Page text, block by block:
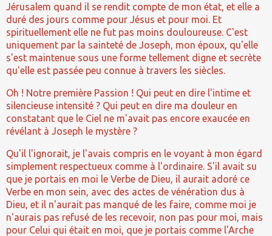
Jérusalem quand il se rendit compte de mon état, et elle a
duré des jours comme pour Jésus et pour moi. Et
spirituellement elle ne fut pas moins douloureuse. C'est
uniquement par la sainteté de Joseph, mon époux, qu'elle
s'est maintenue sous une forme tellement digne et secrète
qu'elle est passée peu connue à travers les siècles.
Oh ! Notre première Passion ! Qui peut en dire l'intime et
silencieuse intensité ? Qui peut en dire ma douleur en
constatant que le Ciel ne m'avait pas encore exaucée en
révélant à Joseph le mystère ?
Qu'il l'ignorait, je l'avais compris en le voyant à mon égard
simplement respectueux comme à l'ordinaire. S'il avait su
que je portais en moi le Verbe de Dieu, il aurait adoré ce
Verbe en mon sein, avec des actes de vénération dus à
Dieu, et il n'aurait pas manqué de les faire, comme moi je
n'aurais pas refusé de les recevoir, non pas pour moi, mais
pour Celui qui était en moi, que je portais comme l'Arche